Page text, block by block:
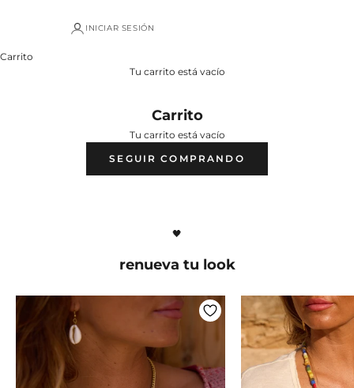
INICIAR SESIÓN
Carrito
Tu carrito está vacío
Carrito
Tu carrito está vacío
SEGUIR COMPRANDO
🖤
renueva tu look